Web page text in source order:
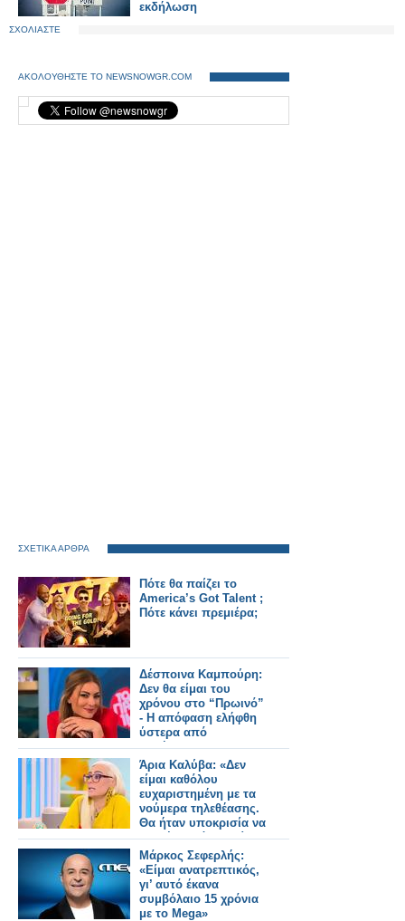
εκδήλωση
ΣΧΟΛΙΑΣΤΕ
ΑΚΟΛΟΥΘΗΣΤΕ ΤΟ NEWSNOWGR.COM
ΣΧΕΤΙΚΑ ΑΡΘΡΑ
Πότε θα παίζει το
America’s Got Talent ;
Πότε κάνει πρεμιέρα;
Δέσποινα Καμπούρη:
Δεν θα είμαι του
χρόνου στο “Πρωινό”
- Η απόφαση ελήφθη
ύστερα από
συζήτηση με το
κανάλι
Άρια Καλύβα: «Δεν
είμαι καθόλου
ευχαριστημένη με τα
νούμερα τηλεθέασης.
Θα ήταν υποκρισία να
σου έλεγα ότι ανοίγω
σαμπάνιες»
Μάρκος Σεφερλής:
«Είμαι ανατρεπτικός,
γι’ αυτό έκανα
συμβόλαιο 15 χρόνια
με το Mega»